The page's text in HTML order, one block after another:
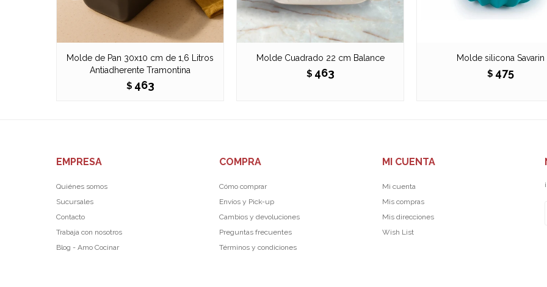
Molde de Pan 30x10 cm de 1,6 Litros
Antiadherente Tramontina
$ 463
Molde Cuadrado 22 cm Balance
$ 463
Molde silicona Savarin
$ 475
EMPRESA
Quiénes somos
Sucursales
Contacto
Trabaja con nosotros
Blog - Amo Cocinar
COMPRA
Cómo comprar
Envíos y Pick-up
Cambios y devoluciones
Preguntas frecuentes
Términos y condiciones
MI CUENTA
Mi cuenta
Mis compras
Mis direcciones
Wish List